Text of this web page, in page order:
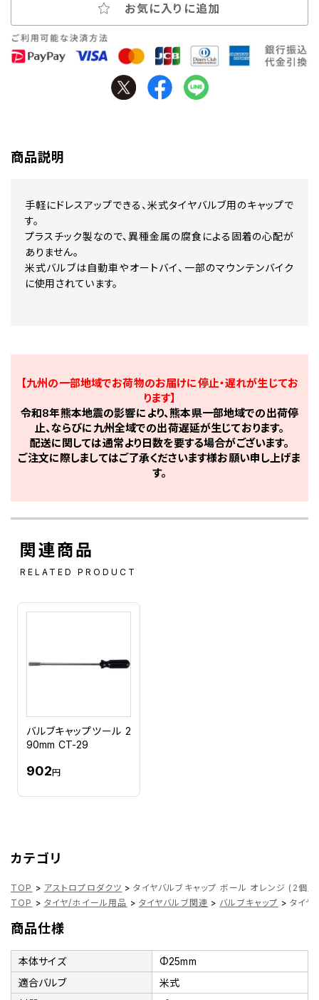
お気に入りに追加
商品説明
手軽にドレスアップできる、米式タイヤバルブ用のキャップで
す。
プラスチック製なので、異種金属の腐食による固着の心配が
ありません。
米式バルブは自動車やオートバイ、一部のマウンテンバイク
に使用されています。
【九州の一部地域でお荷物のお届けに停止・遅れが生じてお
ります】
令和8年熊本地震の影響により、熊本県一部地域での出荷停
止、ならびに九州全域での出荷遅延が生じております。
配送に関しては通常より日数を要する場合がございます。
ご注文に際しましてはご了承くださいます様お願い申し上げま
す。
関連商品
RELATED PRODUCT
バルブキャップツール 2
90mm CT-29
902円
カテゴリ
TOP > アストロプロダクツ > タイヤバルブキャップ ボール オレンジ (2個
TOP > タイヤ/ホイール用品 > タイヤバルブ関連 > バルブキャップ > タイヤ
商品仕様
本体サイズ
Φ25mm
適合バルブ
米式